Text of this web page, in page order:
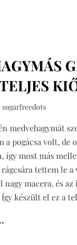
sugarfreedots
medvehagymát
a pogácsa volt, de
így most más
tettem le a
nagy macera, és
készült el ez a